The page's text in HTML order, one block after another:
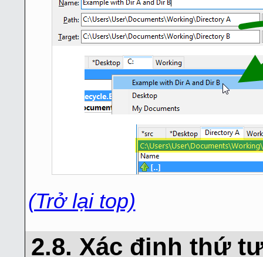
(Trở lại top)
2.8. Xác định thứ